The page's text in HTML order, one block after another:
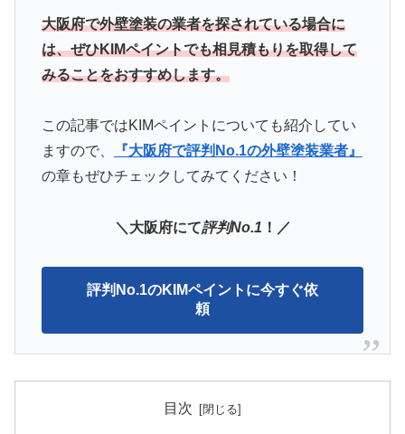
大阪府で外壁塗装の業者を探されている場合に
は、ぜひKIMペイントでも相見積もりを取得して
みることをおすすめします。
この記事ではKIMペイント についても紹介してい
ますので、
『大阪府で評判No.1の外壁塗装業者』
の章もぜひチェックしてみてください！
＼大阪府にて評判No.1 ！／
評判No.1のKIMペイントに今すぐ依
頼
目次